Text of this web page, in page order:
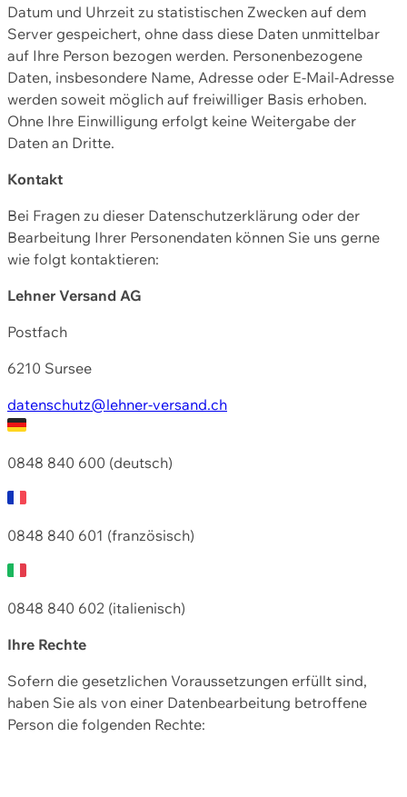
Datum und Uhrzeit zu statistischen Zwecken auf dem
Server gespeichert, ohne dass diese Daten unmittelbar
auf Ihre Person bezogen werden. Personenbezogene
Daten, insbesondere Name, Adresse oder E-Mail-Adresse
werden soweit möglich auf freiwilliger Basis erhoben.
Ohne Ihre Einwilligung erfolgt keine Weitergabe der
Daten an Dritte.
Kontakt
Bei Fragen zu dieser Datenschutzerklärung oder der
Bearbeitung Ihrer Personendaten können Sie uns gerne
wie folgt kontaktieren:
Lehner Versand AG
Postfach
6210 Sursee
datenschutz@lehner-versand.ch
0848 840 600 (deutsch)
0848 840 601 (französisch)
0848 840 602 (italienisch)
Ihre Rechte
Sofern die gesetzlichen Voraussetzungen erfüllt sind,
haben Sie als von einer Datenbearbeitung betroffene
Person die folgenden Rechte: